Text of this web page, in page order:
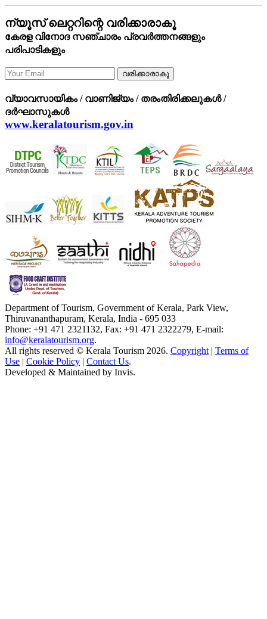
ന്യൂസ് ലെറ്ററിന്റെ വരിക്കാരാകൂ
കേരള വിനോദ സഞ്ചാരം പ്രവര്‍ത്തനങ്ങളും
പരിപാടികളും
വരിക്കാരാകൂ
വ്യാവസായികം / വാണിജ്യം / തരംതിരിക്കലുകള്‍ /
ദര്‍ഘാസുകള്‍
www.keralatourism.gov.in
Department of Tourism, Government of Kerala, Park View,
Thiruvananthapuram, Kerala, India - 695 033
Phone: +91 471 2321132, Fax: +91 471 2322279, E-mail:
info@keralatourism.org.
All rights reserved © Kerala Tourism 2026. Copyright | Terms of
Use | Cookie Policy | Contact Us.
Developed & Maintained by Invis.